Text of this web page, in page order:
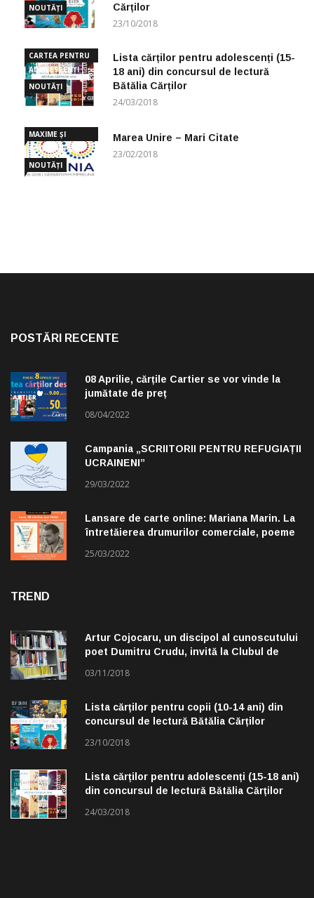
NOUTĂȚI
Cărților
23/10/2018
CARTEA PENTRU
ADOLESCENȚI
NOUTĂȚI
Lista cărților pentru adolescenți (15-
18 ani) din concursul de lectură
Bătălia Cărților
24/03/2018
MAXIME ȘI
CUGETĂRI
NOUTĂȚI
Marea Unire – Mari Citate
23/02/2018
POSTĂRI RECENTE
08 Aprilie, cărțile Cartier se vor vinde la
jumătate de preț
08/04/2022
Campania „SCRIITORII PENTRU REFUGIAȚII
UCRAINENI”
29/03/2022
Lansare de carte online: Mariana Marin. La
întretăierea drumurilor comerciale, poeme
25/03/2022
TREND
Artur Cojocaru, un discipol al cunoscutului
poet Dumitru Crudu, invită la Clubul de
03/11/2018
Lista cărților pentru copii (10-14 ani) din
concursul de lectură Bătălia Cărților
23/10/2018
Lista cărților pentru adolescenți (15-18 ani)
din concursul de lectură Bătălia Cărților
24/03/2018